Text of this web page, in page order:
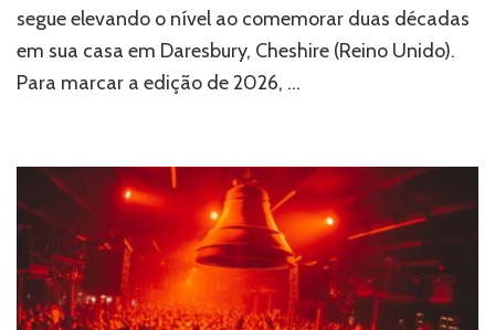
palco
principal
em
segue elevando o nível ao comemorar duas décadas
em sua casa em Daresbury, Cheshire (Reino Unido).
Para marcar a edição de 2026, …